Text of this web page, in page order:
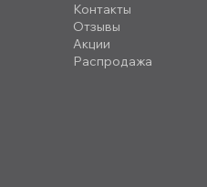
Контакты
Отзывы
Акции
Распродажа